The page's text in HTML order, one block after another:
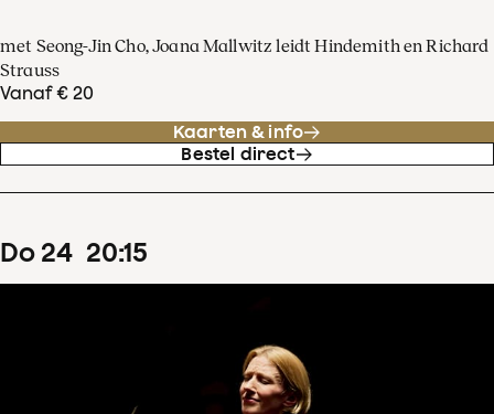
met Seong-Jin Cho, Joana Mallwitz leidt Hindemith en Richard
Strauss
Vanaf € 20
Kaarten & info
Bestel direct
do 24 20:15